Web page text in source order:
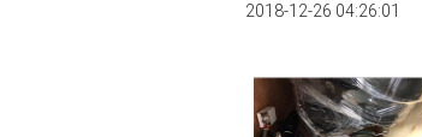
2018-12-26 04:26:01